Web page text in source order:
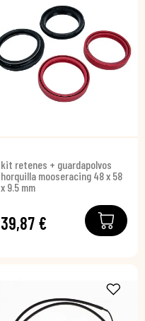
kit retenes + guardapolvos
horquilla mooseracing 48 x 58
x 9.5 mm
39,87 €